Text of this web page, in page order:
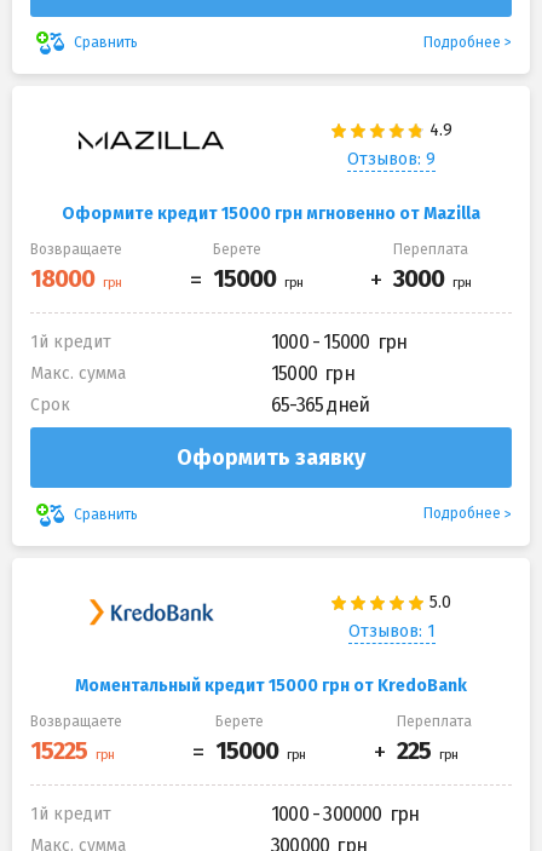
Сравнить Подробнее
Отзывов: 9
Оформите кредит 15000 грн мгновенно от Mazilla
Возвращаете Берете Переплата
1й кредит 1000 - 15000
Макс. сумма 15000
Срок 65-365 дней
Оформить заявку
Сравнить Подробнее
Отзывов: 1
Моментальный кредит 15000 грн от KredoBank
Возвращаете Берете Переплата
1й кредит 1000 - 300000
Макс. сумма 300000